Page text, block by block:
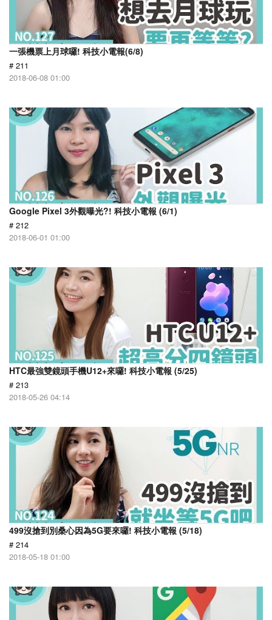
一張機票上月球囉! 科技小電報(6/8)
# 211
2018-06-08 01:00
Google Pixel 3外觀曝光?! 科技小電報 (6/1)
# 212
2018-06-01 01:00
HTC最強雙鏡頭手機U12+來囉! 科技小電報 (5/25)
# 213
2018-05-26 04:14
499沒搶到別桑心因為5G要來囉! 科技小電報 (5/18)
# 214
2018-05-18 01:00